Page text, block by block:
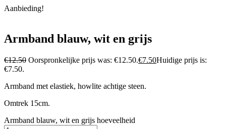
Aanbieding!
Armband blauw, wit en grijs
€12.50 Oorspronkelijke prijs was: €12.50.€7.50Huidige prijs is:
€7.50.
Armband met elastiek, howlite achtige steen.
Omtrek 15cm.
Armband blauw, wit en grijs hoeveelheid